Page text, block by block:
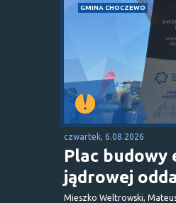
GMINA CHOCZEWO
czwartek, 6.08.2026
Plac
jądrowej
Mieszko Weltrowski,